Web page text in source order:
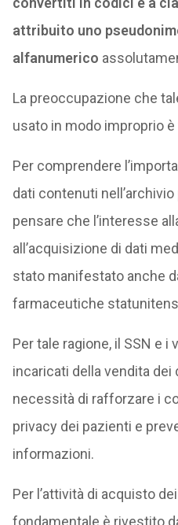
attribuito uno
alfanumerico
La preoccupazione che
usato in modo improprio
Per comprendere
dati contenuti
pensare che l’interesse
all’acquisizione di dati
stato manifestato anche
farmaceutiche
Per tale ragione, il SSN e
incaricati della vendita dei
necessità di rafforzare i
privacy dei pazienti e
informazioni.
Per l’attività di acquisto
fondamentale è rivestito